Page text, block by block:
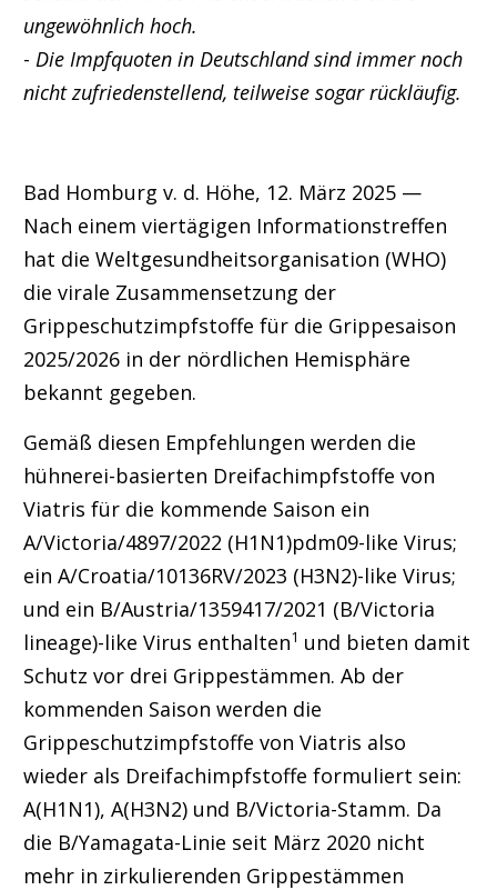
ungewöhnlich hoch.
- Die Impfquoten in Deutschland sind immer noch
nicht zufriedenstellend, teilweise sogar rückläufig.
Bad Homburg v. d. Höhe, 12. März 2025 —
Nach einem viertägigen Informationstreffen
hat die Weltgesundheitsorganisation (WHO)
die virale Zusammensetzung der
Grippeschutzimpfstoffe für die Grippesaison
2025/2026 in der nördlichen Hemisphäre
bekannt gegeben.
Gemäß diesen Empfehlungen werden die
hühnerei-basierten Dreifachimpfstoffe von
Viatris für die kommende Saison ein
A/Victoria/4897/2022 (H1N1)pdm09-like Virus;
ein A/Croatia/10136RV/2023 (H3N2)-like Virus;
und ein B/Austria/1359417/2021 (B/Victoria
lineage)-like Virus enthalten1 und bieten damit
Schutz vor drei Grippestämmen. Ab der
kommenden Saison werden die
Grippeschutzimpfstoffe von Viatris also
wieder als Dreifachimpfstoffe formuliert sein:
A(H1N1), A(H3N2) und B/Victoria-Stamm. Da
die B/Yamagata-Linie seit März 2020 nicht
mehr in zirkulierenden Grippestämmen